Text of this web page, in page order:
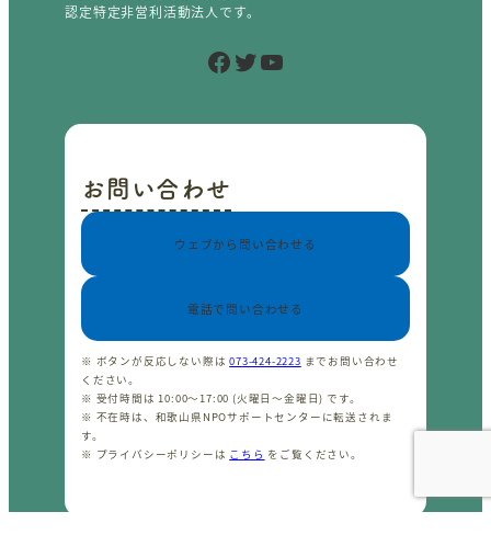
認定特定非営利活動法人です。
Facebook Twitter YouTube
お問い合わせ
ウェブから問い合わせる
電話で問い合わせる
※ ボタンが反応しない際は073-424-2223 までお問い合わせ
ください。
※ 受付時間は 10:00〜17:00 (火曜日〜金曜日) です。
※ 不在時は、和歌山県NPOサポートセンターに転送されま
す。
※ プライバシーポリシーは こちら をご覧ください。